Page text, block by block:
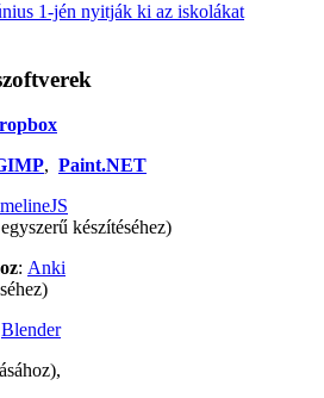
1-jén nyitják ki az iskolákat
, Paint.NET
készítéséhez)
: Anki
Blender